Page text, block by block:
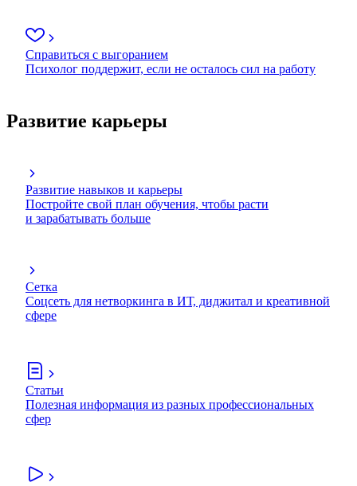
Справиться с выгоранием
Психолог поддержит, если не осталось сил на работу
Развитие карьеры
Развитие навыков и карьеры
Постройте свой план обучения, чтобы расти
и зарабатывать больше
Сетка
Соцсеть для нетворкинга в ИТ, диджитал и креативной
сфере
Статьи
Полезная информация из разных профессиональных
сфер